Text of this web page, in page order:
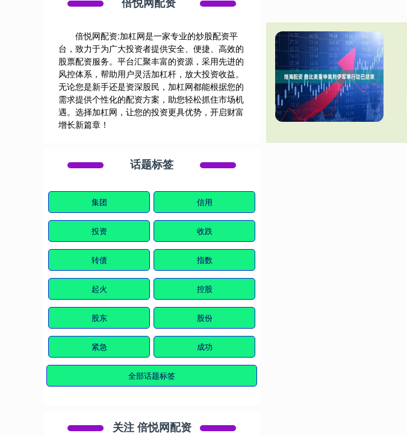
倍悦网配资:加杠网是一家专业的炒股配资平
台，致力于为广大投资者提供安全、便捷、高效的
股票配资服务。平台汇聚丰富的资源，采用先进的
风控体系，帮助用户灵活加杠杆，放大投资收益。
无论您是新手还是资深股民，加杠网都能根据您的
需求提供个性化的配资方案，助您轻松抓住市场机
遇。选择加杠网，让您的投资更具优势，开启财富
增长新篇章！
话题标签
集团 信用
投资 收跌
转债 指数
起火 控股
股东 股份
紧急 成功
全部话题标签
关注 倍悦网配资